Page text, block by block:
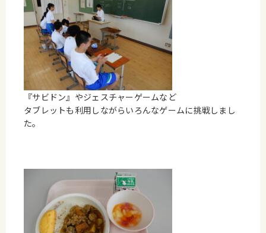
『サビドン』やジェスチャーゲームなど
タブレットも利用しながらいろんなゲームに挑戦しまし
た。